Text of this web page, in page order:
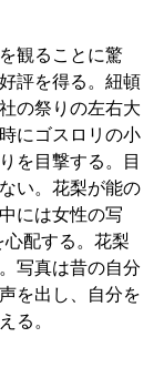
観ることに驚
評を得る。紐頓
の祭りの左右大
にゴスロリの小
を目撃する。目
い。花梨が能の
には女性の写
配する。花梨
写真は昔の自分
を出し、自分を
る。